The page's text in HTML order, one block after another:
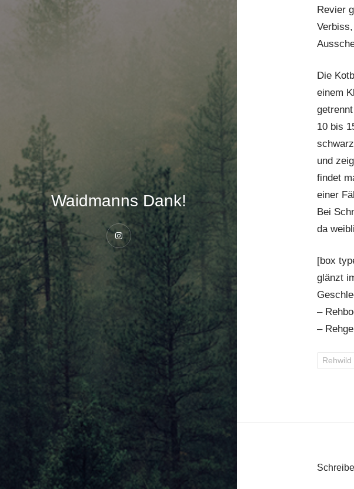
Waidmanns Dank!
Instagram
Revier
Die
einem
10 bis
und
findet
einer
Bei
da
[box
glänzt
–
–
Rehwild